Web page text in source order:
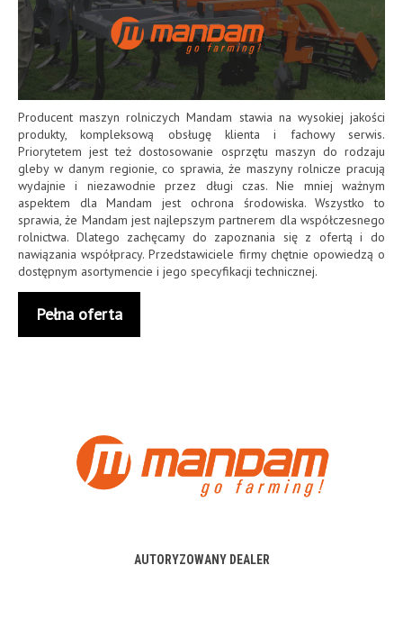
Producent maszyn rolniczych Mandam stawia na wysokiej jakości
produkty, kompleksową obsługę klienta i fachowy serwis.
Priorytetem jest też dostosowanie osprzętu maszyn do rodzaju
gleby w danym regionie, co sprawia, że maszyny rolnicze pracują
wydajnie i niezawodnie przez długi czas. Nie mniej ważnym
aspektem dla Mandam jest ochrona środowiska. Wszystko to
sprawia, że Mandam jest najlepszym partnerem dla współczesnego
rolnictwa. Dlatego zachęcamy do zapoznania się z ofertą i do
nawiązania współpracy. Przedstawiciele firmy chętnie opowiedzą o
dostępnym asortymencie i jego specyfikacji technicznej.
Pełna oferta
AUTORYZOWANY DEALER